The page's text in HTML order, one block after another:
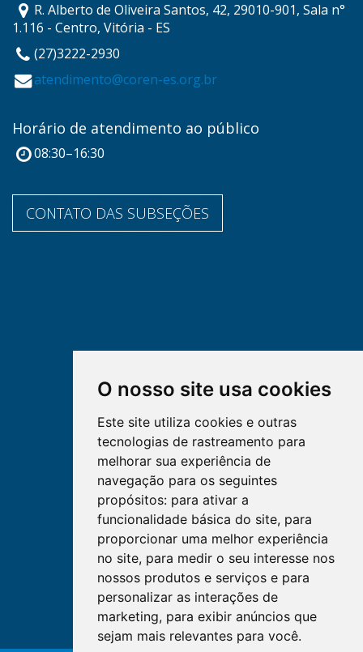
O nosso site usa cookies
Este site utiliza cookies e outras
tecnologias de rastreamento para
melhorar sua experiência de
navegação para os seguintes
propósitos: para ativar a
funcionalidade básica do site, para
proporcionar uma melhor experiência
no site, para medir o seu interesse nos
nossos produtos e serviços e para
personalizar as interações de
marketing, para exibir anúncios que
sejam mais relevantes para você.
R. Alberto de Oliveira Santos, 42, 29010-901, Sala n°
1.116 - Centro, Vitória - ES
(27)3222-2930
atendimento@coren-es.org.br
Horário de atendimento ao público
08:30–16:30
CONTATO DAS SUBSEÇÕES